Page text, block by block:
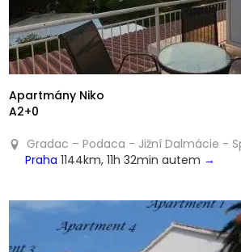
Apartmány Niko
A2+0
Gradac – Podaca - Jižní Dalmácie -
Praha 1144km, 11h 32min autem →